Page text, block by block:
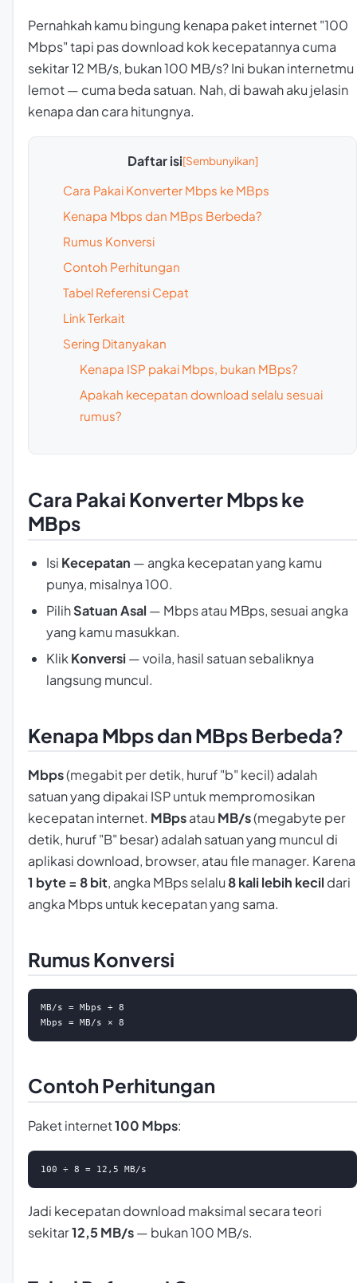
Pernahkah kamu bingung kenapa paket internet "100
Mbps" tapi pas download kok kecepatannya cuma
sekitar 12 MB/s, bukan 100 MB/s? Ini bukan internetmu
lemot — cuma beda satuan. Nah, di bawah aku jelasin
kenapa dan cara hitungnya.
Daftar isi
Cara Pakai Konverter Mbps ke MBps
Kenapa Mbps dan MBps Berbeda?
Rumus Konversi
Contoh Perhitungan
Tabel Referensi Cepat
Link Terkait
Sering Ditanyakan
Kenapa ISP pakai Mbps, bukan MBps?
Apakah kecepatan download selalu sesuai
rumus?
Cara Pakai Konverter Mbps ke
MBps
Isi Kecepatan — angka kecepatan yang kamu
punya, misalnya 100.
PilihSatuan Asal— Mbps atau MBps, sesuai angka
yang kamu masukkan.
Klik Konversi—voila, hasil satuan sebaliknya
langsung muncul.
Kenapa Mbps dan MBps Berbeda?
Mbps(megabit per detik, huruf "b" kecil) adalah
satuan yang dipakai ISP untuk mempromosikan
kecepatan internet. MBpsatau MB/s(megabyte per
detik, huruf "B" besar) adalah satuan yang muncul di
aplikasi download, browser, atau file manager. Karena
1 byte = 8 bit, angka MBps selalu8 kali lebih kecildari
angka Mbps untuk kecepatan yang sama.
Rumus Konversi
MB/s = Mbps ÷ 8
Mbps = MB/s × 8
Contoh Perhitungan
Paket internet100 Mbps:
100 ÷ 8 = 12,5 MB/s
Jadi kecepatan download maksimal secara teori
sekitar12,5 MB/s— bukan 100 MB/s.